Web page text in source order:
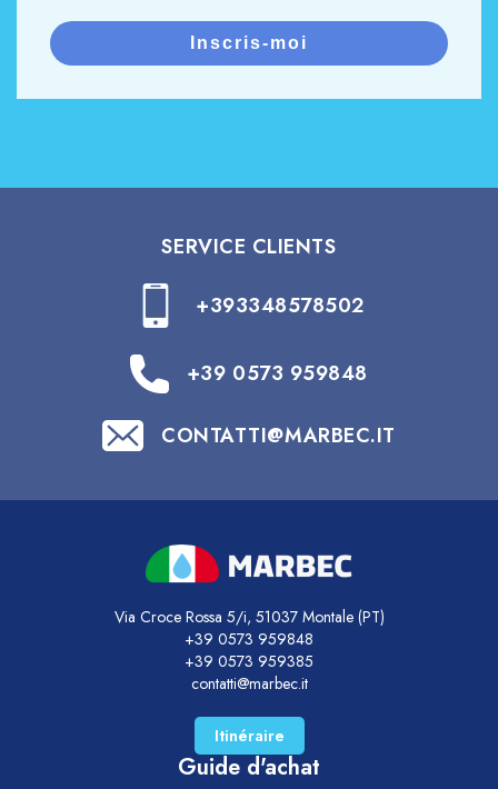
Inscris-moi
SERVICE CLIENTS
+393348578502
+39 0573 959848
CONTATTI@MARBEC.IT
Via Croce Rossa 5/i, 51037 Montale (PT)
+39 0573 959848
+39 0573 959385
contatti@marbec.it
Itinéraire
Guide d'achat